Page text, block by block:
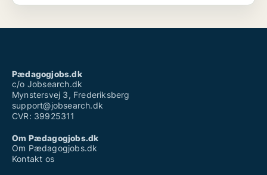
Pædagogjobs.dk
c/o Jobsearch.dk
Mynstersvej 3, Frederiksberg
support@jobsearch.dk
CVR: 39925311
Om Pædagogjobs.dk
Om Pædagogjobs.dk
Kontakt os